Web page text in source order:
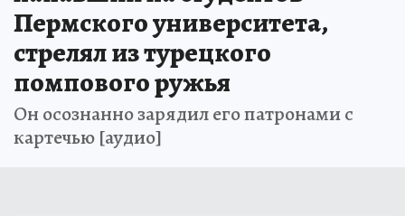
Пермского университета,
стрелял из турецкого
помпового ружья
Он осознанно зарядил его патронами с
картечью [аудио]